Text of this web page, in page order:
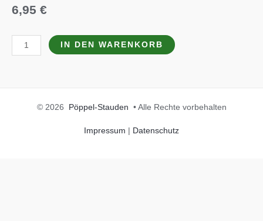
6,95 €
Hosta
x
IN DEN WARENKORB
© 2026 Pöppel-Stauden • Alle Rechte vorbehalten
Impressum | Datenschutz